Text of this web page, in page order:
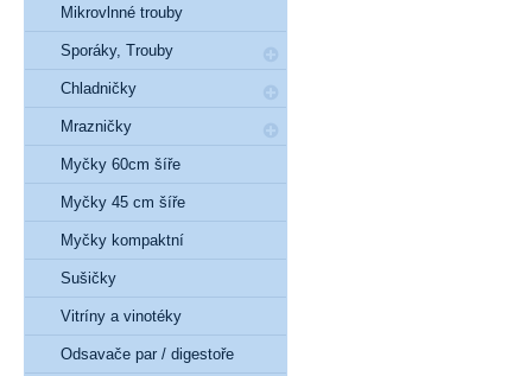
Mikrovlnné trouby
Sporáky, Trouby
Chladničky
Mrazničky
Myčky 60cm šíře
Myčky 45 cm šíře
Myčky kompaktní
Sušičky
Vitríny a vinotéky
Odsavače par / digestoře